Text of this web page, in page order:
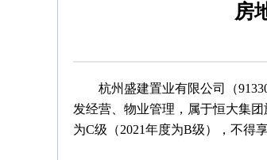
房
杭州盛建置业有限公司（
发经营、物业管理，属于恒大集
为C级（2021年度为B级），不得